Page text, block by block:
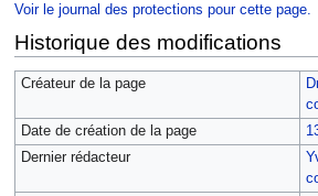
Voir le journal des protections pour cette page.
Historique des modifications
Créateur de la page
Date de création de la page
Dernier rédacteur